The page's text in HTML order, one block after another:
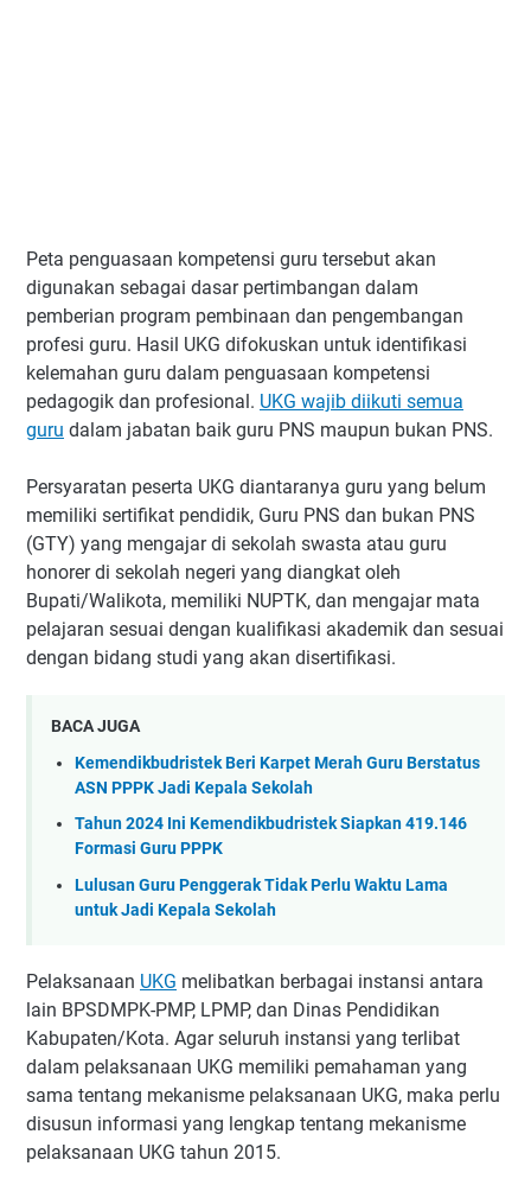
Peta penguasaan kompetensi guru tersebut akan
digunakan sebagai dasar pertimbangan dalam
pemberian program pembinaan dan pengembangan
profesi guru. Hasil UKG difokuskan untuk identifikasi
kelemahan guru dalam penguasaan kompetensi
pedagogik dan profesional. UKG wajib diikuti semua
guru dalam jabatan baik guru PNS maupun bukan PNS.
Persyaratan peserta UKG diantaranya guru yang belum
memiliki sertifikat pendidik, Guru PNS dan bukan PNS
(GTY) yang mengajar di sekolah swasta atau guru
honorer di sekolah negeri yang diangkat oleh
Bupati/Walikota, memiliki NUPTK, dan mengajar mata
pelajaran sesuai dengan kualifikasi akademik dan sesuai
dengan bidang studi yang akan disertifikasi.
BACA JUGA
Kemendikbudristek Beri Karpet Merah Guru Berstatus
ASN PPPK Jadi Kepala Sekolah
Tahun 2024 Ini Kemendikbudristek Siapkan 419.146
Formasi Guru PPPK
Lulusan Guru Penggerak Tidak Perlu Waktu Lama
untuk Jadi Kepala Sekolah
Pelaksanaan UKG melibatkan berbagai instansi antara
lain BPSDMPK-PMP, LPMP, dan Dinas Pendidikan
Kabupaten/Kota. Agar seluruh instansi yang terlibat
dalam pelaksanaan UKG memiliki pemahaman yang
sama tentang mekanisme pelaksanaan UKG, maka perlu
disusun informasi yang lengkap tentang mekanisme
pelaksanaan UKG tahun 2015.